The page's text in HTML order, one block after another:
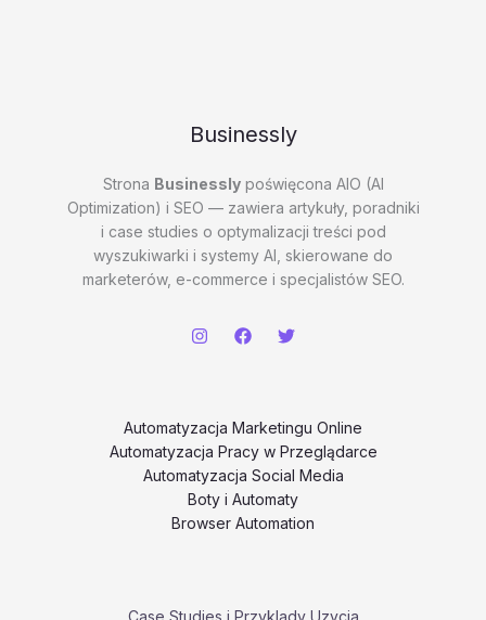
Businessly
Strona Businesslypoświęcona AIO (AI
Optimization) i SEO — zawiera artykuły, poradniki
i case studies o optymalizacji treści pod
wyszukiwarki i systemy AI, skierowane do
marketerów, e-commerce i specjalistów SEO.
Automatyzacja Marketingu Online
Automatyzacja Pracy w Przeglądarce
Automatyzacja Social Media
Boty i Automaty
Browser Automation